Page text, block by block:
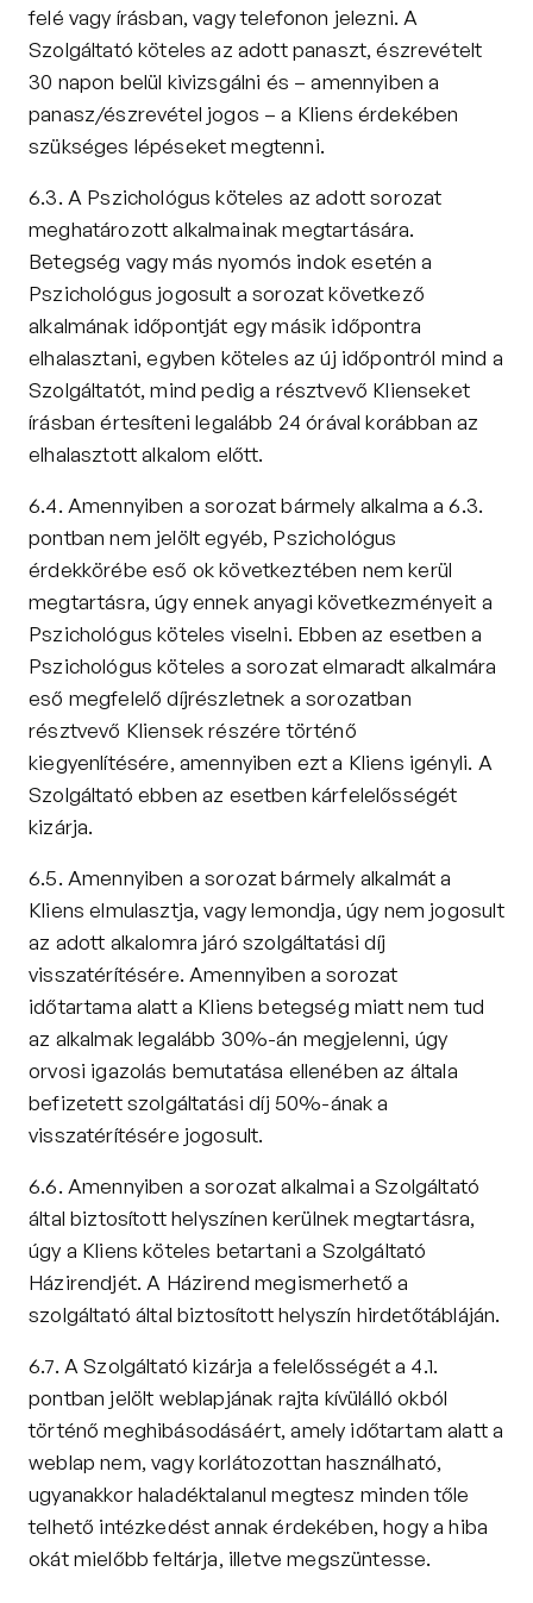
felé vagy írásban, vagy telefonon jelezni. A
Szolgáltató köteles az adott panaszt, észrevételt
30 napon belül kivizsgálni és – amennyiben a
panasz/észrevétel jogos – a Kliens érdekében
szükséges lépéseket megtenni.
6.3. A Pszichológus köteles az adott sorozat
meghatározott alkalmainak megtartására.
Betegség vagy más nyomós indok esetén a
Pszichológus jogosult a sorozat következő
alkalmának időpontját egy másik időpontra
elhalasztani, egyben köteles az új időpontról mind a
Szolgáltatót, mind pedig a résztvevő Klienseket
írásban értesíteni legalább 24 órával korábban az
elhalasztott alkalom előtt.
6.4. Amennyiben a sorozat bármely alkalma a 6.3.
pontban nem jelölt egyéb, Pszichológus
érdekkörébe eső ok következtében nem kerül
megtartásra, úgy ennek anyagi következményeit a
Pszichológus köteles viselni. Ebben az esetben a
Pszichológus köteles a sorozat elmaradt alkalmára
eső megfelelő díjrészletnek a sorozatban
résztvevő Kliensek részére történő
kiegyenlítésére, amennyiben ezt a Kliens igényli. A
Szolgáltató ebben az esetben kárfelelősségét
kizárja.
6.5. Amennyiben a sorozat bármely alkalmát a
Kliens elmulasztja, vagy lemondja, úgy nem jogosult
az adott alkalomra járó szolgáltatási díj
visszatérítésére. Amennyiben a sorozat
időtartama alatt a Kliens betegség miatt nem tud
az alkalmak legalább 30%-án megjelenni, úgy
orvosi igazolás bemutatása ellenében az általa
befizetett szolgáltatási díj 50%-ának a
visszatérítésére jogosult.
6.6. Amennyiben a sorozat alkalmai a Szolgáltató
által biztosított helyszínen kerülnek megtartásra,
úgy a Kliens köteles betartani a Szolgáltató
Házirendjét. A Házirend megismerhető a
szolgáltató által biztosított helyszín hirdetőtábláján.
6.7. A Szolgáltató kizárja a felelősségét a 4.1.
pontban jelölt weblapjának rajta kívülálló okból
történő meghibásodásáért, amely időtartam alatt a
weblap nem, vagy korlátozottan használható,
ugyanakkor haladéktalanul megtesz minden tőle
telhető intézkedést annak érdekében, hogy a hiba
okát mielőbb feltárja, illetve megszüntesse.